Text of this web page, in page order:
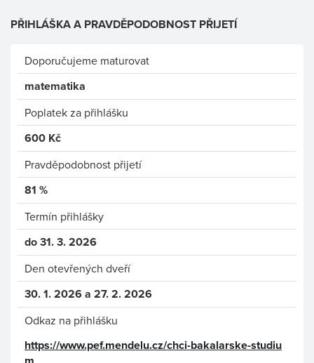
PŘIHLÁŠKA A PRAVDĚPODOBNOST PŘIJETÍ
Doporučujeme maturovat
matematika
Poplatek za přihlášku
600 Kč
Pravděpodobnost přijetí
81 %
Termín přihlášky
do 31. 3. 2026
Den otevřených dveří
30. 1. 2026 a 27. 2. 2026
Odkaz na přihlášku
https://www.pef.mendelu.cz/chci-bakalarske-studiu